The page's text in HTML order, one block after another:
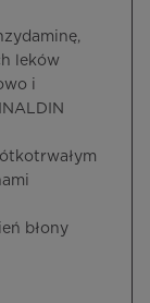
leków
i
błony